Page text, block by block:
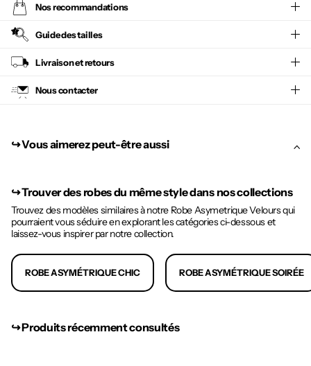
Nos recommandations
Guide des tailles
Livraison et retours
Nous contacter
↪︎ Vous aimerez peut-être aussi
↪︎Trouver des robes du même style dans nos collections
Trouvez des modèles similaires à notre Robe Asymetrique Velours qui
pourraient vous séduire en explorant les catégories ci-dessous et
laissez-vous inspirer par notre collection.
ROBE ASYMÉTRIQUE CHIC ROBE ASYMÉTRIQUE SOIRÉE
↪︎ Produits récemment consultés